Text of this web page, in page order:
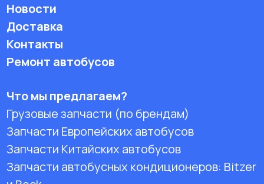
Новости
Доставка
Контакты
Ремонт автобусов
Что мы предлагаем?
Грузовые запчасти (по брендам)
Запчасти Европейских автобусов
Запчасти Китайских автобусов
Запчасти автобусных кондиционеров: Bitzer